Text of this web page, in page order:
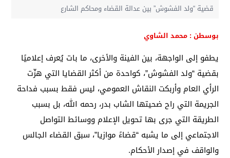
قضية “ولد الفشوش” بين عدالة القضاء ومحاكم الشارع
بوسطن : محمد الشاوي
يطفو إلى الواجهة، بين الفينة والأخرى، ما بات يُعرف إعلاميًا
بقضية “ولد الفشوش”، كواحدة من أكثر القضايا التي هزّت
الرأي العام وأربكت النقاش العمومي، ليس فقط بسبب فداحة
الجريمة التي راح ضحيتها الشاب بدر، رحمه الله، بل بسبب
الطريقة التي جرى بها تحويل الإعلام ووسائط التواصل
الاجتماعي إلى ما يشبه “قضاءً موازيا”، سبق القضاء الجالس
والواقف في إصدار الأحكام.